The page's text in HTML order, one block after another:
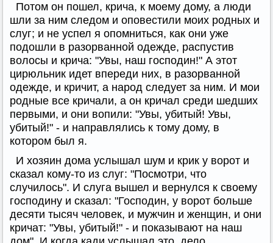
Потом он пошел, крича, к моему дому, а люди
шли за ним следом и оповестили моих родных и
слуг; и не успел я опомниться, как они уже
подошли в разорванной одежде, распустив
волосы и крича: "Увы, наш господин!" А этот
цирюльник идет впереди них, в разорванной
одежде, и кричит, а народ следует за ним. И мои
родные все кричали, а он кричал среди шедших
первыми, и они вопили: "Увы, убитый! Увы,
убитый!" - и направлялись к тому дому, в
котором был я.
И хозяин дома услышал шум и крик у ворот и
сказал кому-то из слуг: "Посмотри, что
случилось". И слуга вышел и вернулся к своему
господину и сказал: "Господин, у ворот больше
десяти тысяч человек, и мужчин и женщин, и они
кричат: "Увы, убитый!" - и показывают на наш